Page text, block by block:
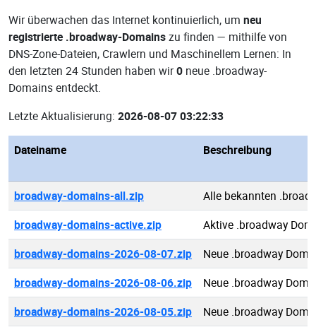
Wir überwachen das Internet kontinuierlich, um neu
registrierte .broadway-Domainszu finden — mithilfe von
DNS-Zone-Dateien, Crawlern und Maschinellem Lernen: In
den letzten 24 Stunden haben wir0 neue .broadway-
Domains entdeckt.
Letzte Aktualisierung: 2026-08-07 03:22:33
Dateiname Beschreibung
broadway-domains-all.zip
Alle bekannten
broadway-domains-active.zip
Aktive .broadway
broadway-domains-2026-08-07.zip
Neue .broadway
broadway-domains-2026-08-06.zip
Neue .broadway
broadway-domains-2026-08-05.zip
Neue .broadway